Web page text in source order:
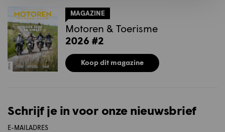
MAGAZINE
Motoren & Toerisme
2026 #2
Koop dit magazine
Schrijf je in voor onze nieuwsbrief
E-MAILADRES